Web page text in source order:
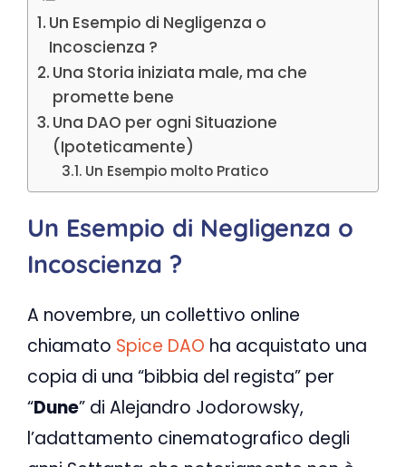
Un Esempio di Negligenza o
Incoscienza ?
Una Storia iniziata male, ma che
promette bene
Una DAO per ogni Situazione
(Ipoteticamente)
Un Esempio molto Pratico
Un Esempio di Negligenza o
Incoscienza ?
A novembre, un collettivo online
chiamato Spice DAO ha acquistato una
copia di una “bibbia del regista” per
“Dune” di Alejandro Jodorowsky,
l’adattamento cinematografico degli